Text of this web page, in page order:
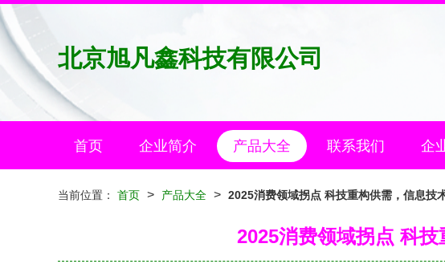
北京旭凡鑫科技有限公司
首页 企业简介 产品大全 联系我们 企
当前位置： 首页 > 产品大全 > 2025消费领域拐点 科技重构供需，信息技
2025消费领域拐点 科